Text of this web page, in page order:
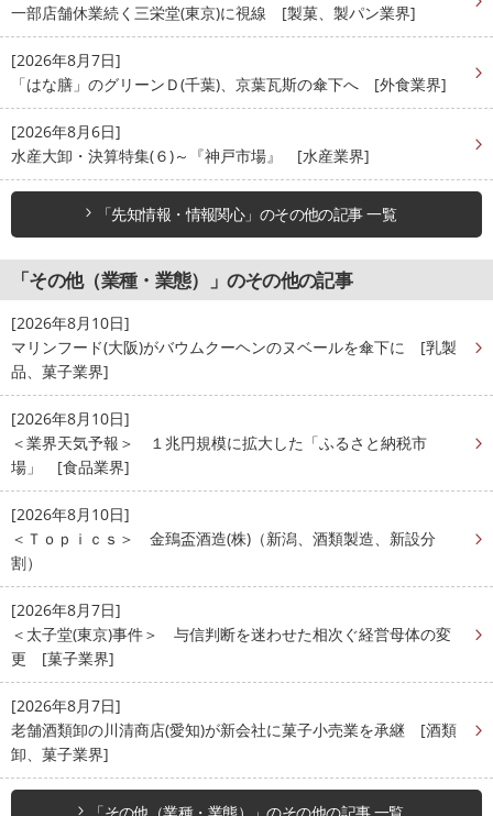
一部店舗休業続く三栄堂(東京)に視線 [製菓、製パン業界]
[2026年8月7日]
「はな膳」のグリーンＤ(千葉)、京葉瓦斯の傘下へ [外食業界]
[2026年8月6日]
水産大卸・決算特集(６)～『神戸市場』 [水産業界]
「先知情報・情報関心」のその他の記事 一覧
「その他（業種・業態）」のその他の記事
[2026年8月10日]
マリンフード(大阪)がバウムクーヘンのヌベールを傘下に [乳製
品、菓子業界]
[2026年8月10日]
＜業界天気予報＞ １兆円規模に拡大した「ふるさと納税市
場」 [食品業界]
[2026年8月10日]
＜Ｔｏｐｉｃｓ＞ 金鵄盃酒造(株)（新潟、酒類製造、新設分
割）
[2026年8月7日]
＜太子堂(東京)事件＞ 与信判断を迷わせた相次ぐ経営母体の変
更 [菓子業界]
[2026年8月7日]
老舗酒類卸の川清商店(愛知)が新会社に菓子小売業を承継 [酒類
卸、菓子業界]
「その他（業種・業態）」のその他の記事 一覧